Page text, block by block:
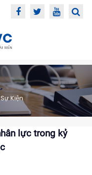
Sự Kiện
lực trong kỷ